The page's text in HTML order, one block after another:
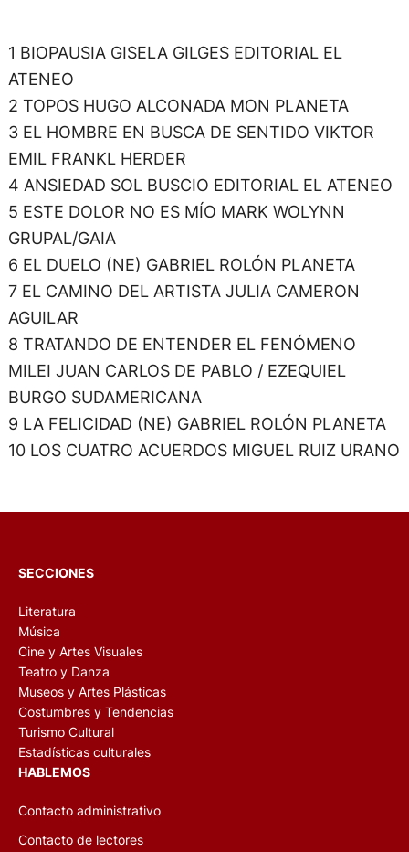
1 BIOPAUSIA GISELA GILGES EDITORIAL EL
ATENEO
2 TOPOS HUGO ALCONADA MON PLANETA
3 EL HOMBRE EN BUSCA DE SENTIDO VIKTOR
EMIL FRANKL HERDER
4 ANSIEDAD SOL BUSCIO EDITORIAL EL ATENEO
5 ESTE DOLOR NO ES MÍO MARK WOLYNN
GRUPAL/GAIA
6 EL DUELO (NE) GABRIEL ROLÓN PLANETA
7 EL CAMINO DEL ARTISTA JULIA CAMERON
AGUILAR
8 TRATANDO DE ENTENDER EL FENÓMENO
MILEI JUAN CARLOS DE PABLO / EZEQUIEL
BURGO SUDAMERICANA
9 LA FELICIDAD (NE) GABRIEL ROLÓN PLANETA
10 LOS CUATRO ACUERDOS MIGUEL RUIZ URANO
SECCIONES
Literatura
Música
Cine y Artes Visuales
Teatro y Danza
Museos y Artes Plásticas
Costumbres y Tendencias
Turismo Cultural
Estadísticas culturales
HABLEMOS
Contacto administrativo
Contacto de lectores